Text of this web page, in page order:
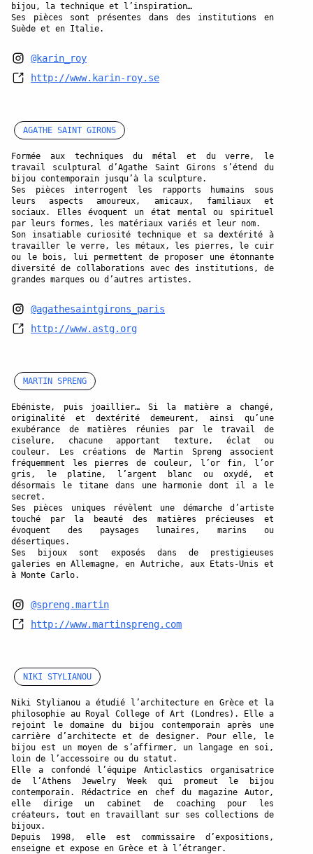
bijou, la technique et l’inspiration…
Ses pièces sont présentes dans des institutions en
Suède et en Italie.
@karin_roy
http://www.karin-roy.se
AGATHE SAINT GIRONS
Formée aux techniques du métal et du verre, le
travail sculptural d’Agathe Saint Girons s’étend du
bijou contemporain jusqu’à la sculpture.
Ses pièces interrogent les rapports humains sous
leurs aspects amoureux, amicaux, familiaux et
sociaux. Elles évoquent un état mental ou spirituel
par leurs formes, les matériaux variés et leur nom.
Son insatiable curiosité technique et sa dextérité à
travailler le verre, les métaux, les pierres, le cuir
ou le bois, lui permettent de proposer une étonnante
diversité de collaborations avec des institutions, de
grandes marques ou d’autres artistes.
@agathesaintgirons_paris
http://www.astg.org
MARTIN SPRENG
Ebéniste, puis joaillier… Si la matière a changé,
originalité et dextérité demeurent, ainsi qu’une
exubérance de matières réunies par le travail de
ciselure, chacune apportant texture, éclat ou
couleur. Les créations de Martin Spreng associent
fréquemment les pierres de couleur, l’or fin, l’or
gris, le platine, l’argent blanc ou oxydé, et
désormais le titane dans une harmonie dont il a le
secret.
Ses pièces uniques révèlent une démarche d’artiste
touché par la beauté des matières précieuses et
évoquent des paysages lunaires, marins ou
désertiques.
Ses bijoux sont exposés dans de prestigieuses
galeries en Allemagne, en Autriche, aux Etats-Unis et
à Monte Carlo.
@spreng.martin
http://www.martinspreng.com
NIKI STYLIANOU
Niki Stylianou a étudié l’architecture en Grèce et la
philosophie au Royal College of Art (Londres). Elle a
rejoint le domaine du bijou contemporain après une
carrière d’architecte et de designer. Pour elle, le
bijou est un moyen de s’affirmer, un langage en soi,
loin de l’accessoire ou du statut.
Elle a confondé l’équipe Anticlastics organisatrice
de l’Athens Jewelry Week qui promeut le bijou
contemporain. Rédactrice en chef du magazine Autor,
elle dirige un cabinet de coaching pour les
créateurs, tout en travaillant sur ses collections de
bijoux.
Depuis 1998, elle est commissaire d’expositions,
enseigne et expose en Grèce et à l’étranger.